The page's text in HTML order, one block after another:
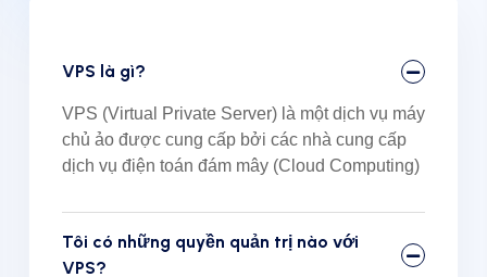
VPS là gì?
VPS (Virtual Private Server) là một dịch vụ máy
chủ ảo được cung cấp bởi các nhà cung cấp
dịch vụ điện toán đám mây (Cloud Computing)
Tôi có những quyền quản trị nào với
VPS?